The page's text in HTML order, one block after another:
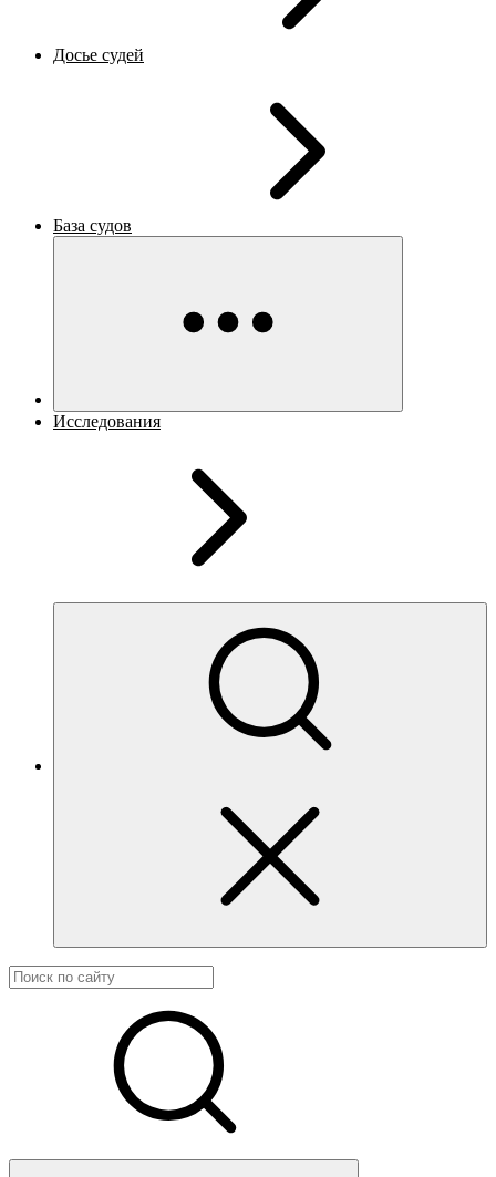
Досье судей
База судов
Исследования